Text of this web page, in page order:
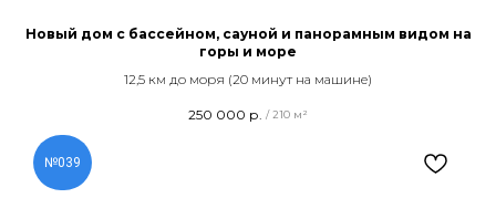
Новый дом с бассейном, сауной и панорамным видом на
горы и море
12,5 км до моря (20 минут на машине)
250 000 р. / 210 м²
№039